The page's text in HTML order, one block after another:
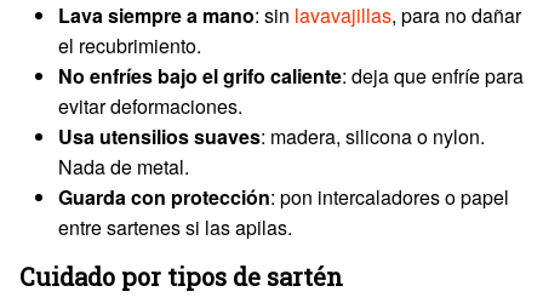
Lava siempre a mano: sin lavavajillas, para no dañar
el recubrimiento.
No enfríes bajo el grifo caliente: deja que enfríe para
evitar deformaciones.
Usa utensilios suaves: madera, silicona o nylon.
Nada de metal.
Guarda con protección: pon intercaladores o papel
entre sartenes si las apilas.
Cuidado por tipos de sartén